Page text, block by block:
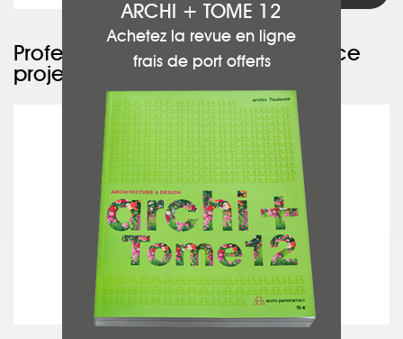
Professionnels ayant participé à ce
projet :
ARG CONCEPT
voir la fiche
ARCHI + TOME 12
Achetez la revue en ligne
frais de port offerts